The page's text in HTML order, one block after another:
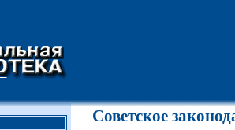
Советское